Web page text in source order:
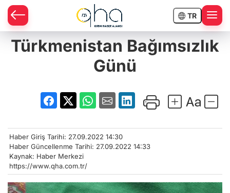
TR
Türkmenistan Bağımsızlık
Günü
Haber Giriş Tarihi: 27.09.2022 14:30
Haber Güncellenme Tarihi: 27.09.2022 14:33
Kaynak: Haber Merkezi
https://www.qha.com.tr/